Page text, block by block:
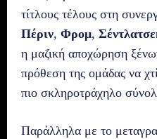
τίτλους τέλους στη
Πέριν, Φρομ,
η μαζική αποχώρηση
πρόθεση της ομάδας να
πιο σκληροτράχηλο
Παράλληλα με το